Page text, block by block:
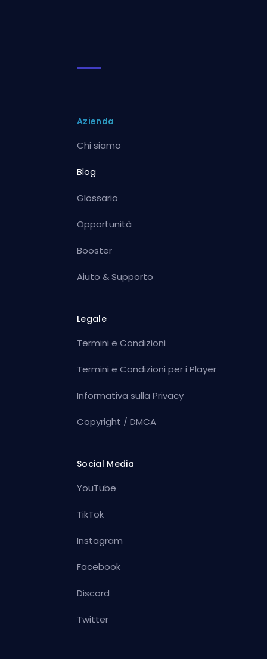
Azienda
Chi siamo
Blog
Glossario
Opportunità
Booster
Aiuto & Supporto
Legale
Termini e Condizioni
Termini e Condizioni per i Player
Informativa sulla Privacy
Copyright / DMCA
Social Media
YouTube
TikTok
Instagram
Facebook
Discord
Twitter